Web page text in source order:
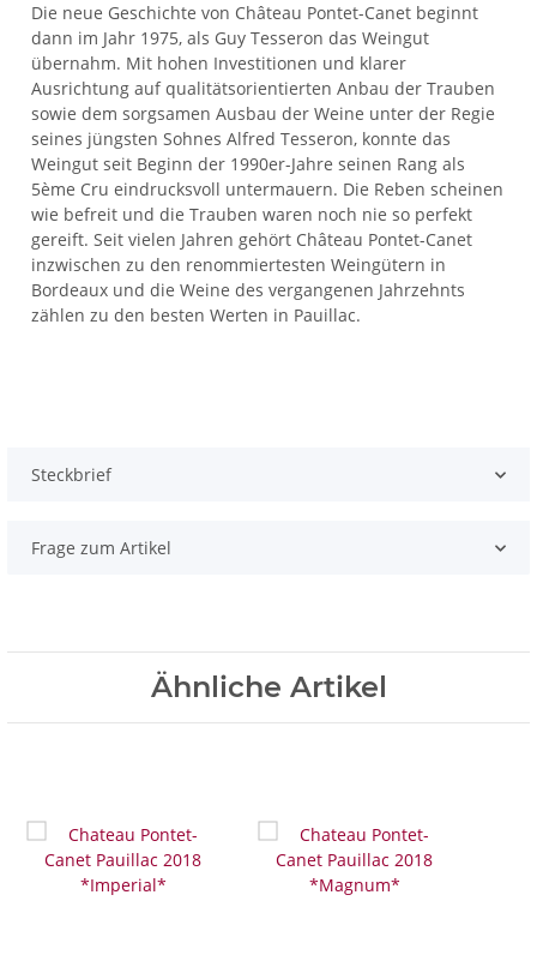
Die neue Geschichte von Château Pontet-Canet beginnt
dann im Jahr 1975, als Guy Tesseron das Weingut
übernahm. Mit hohen Investitionen und klarer
Ausrichtung auf qualitätsorientierten Anbau der Trauben
sowie dem sorgsamen Ausbau der Weine unter der Regie
seines jüngsten Sohnes Alfred Tesseron, konnte das
Weingut seit Beginn der 1990er-Jahre seinen Rang als
5ème Cru eindrucksvoll untermauern. Die Reben scheinen
wie befreit und die Trauben waren noch nie so perfekt
gereift. Seit vielen Jahren gehört Château Pontet-Canet
inzwischen zu den renommiertesten Weingütern in
Bordeaux und die Weine des vergangenen Jahrzehnts
zählen zu den besten Werten in Pauillac.
Steckbrief
Frage zum Artikel
Ähnliche Artikel